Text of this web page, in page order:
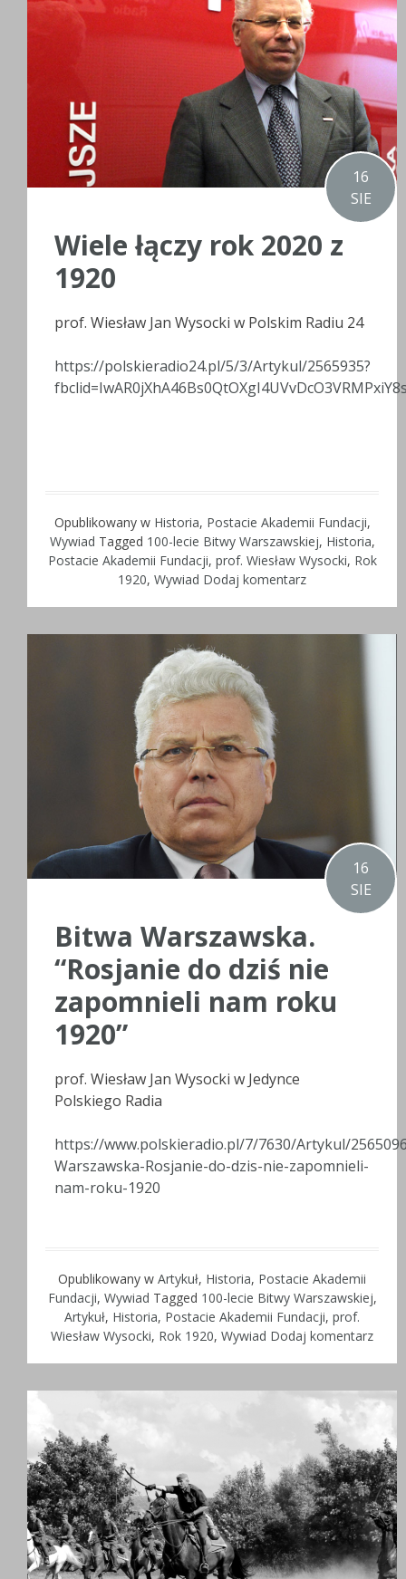
16
SIE
Wiele łączy rok 2020 z
1920
prof. Wiesław Jan Wysocki w Polskim Radiu 24
https://polskieradio24.pl/5/3/Artykul/2565935?
Opublikowany w Historia, Postacie Akademii Fundacji,
Wywiad Tagged 100-lecie Bitwy Warszawskiej, Historia,
Postacie Akademii Fundacji, prof. Wiesław Wysocki, Rok
1920, Wywiad Dodaj komentarz
16
SIE
Bitwa Warszawska.
“Rosjanie do dziś nie
zapomnieli nam roku
1920”
prof. Wiesław Jan Wysocki w Jedynce
Polskiego Radia
https://www.polskieradio.pl/7/7630/Artykul/
Warszawska-Rosjanie-do-dzis-nie-zapomnieli-
nam-roku-1920
Opublikowany w Artykuł, Historia, Postacie Akademii
Fundacji, Wywiad Tagged 100-lecie Bitwy Warszawskiej,
Artykuł, Historia, Postacie Akademii Fundacji, prof.
Wiesław Wysocki, Rok 1920, Wywiad Dodaj komentarz